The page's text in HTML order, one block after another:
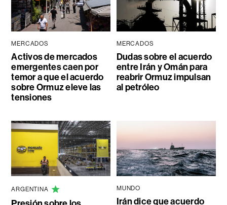
MERCADOS
Activos de mercados
emergentes caen por
temor a que el acuerdo
sobre Ormuz eleve las
tensiones
MERCADOS
Dudas sobre el acuerdo
entre Irán y Omán para
reabrir Ormuz impulsan
al petróleo
ARGENTINA MUNDO
Irán dice que acuerdo